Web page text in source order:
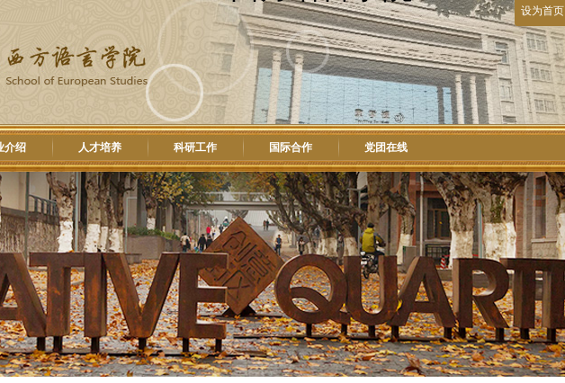
设为首页
介绍 人才培养 科研工作 国际合作 党团在线